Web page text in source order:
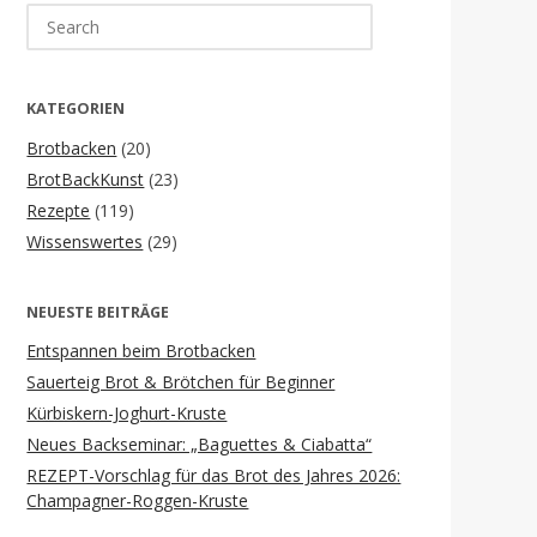
for:
KATEGORIEN
Brotbacken (20)
BrotBackKunst (23)
Rezepte (119)
Wissenswertes (29)
NEUESTE BEITRÄGE
Entspannen beim Brotbacken
Sauerteig Brot & Brötchen für Beginner
Kürbiskern-Joghurt-Kruste
Neues Backseminar: „Baguettes & Ciabatta“
REZEPT-Vorschlag für das Brot des Jahres 2026:
Champagner-Roggen-Kruste